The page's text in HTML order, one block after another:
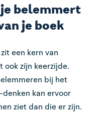
je belemmert
je boek
een kern van
ook zijn keerzijde.
bij het
denken kan ervoor
ziet dan die er zijn.